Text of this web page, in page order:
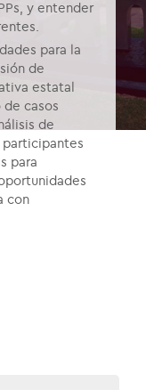
y entender
para la
de
estatal
casos
de
participantes
para
con